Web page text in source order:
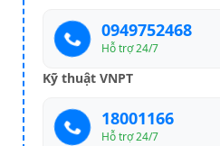
0949752468
Hỗ trợ 24/7
Kỹ thuật VNPT
18001166
Hỗ trợ 24/7